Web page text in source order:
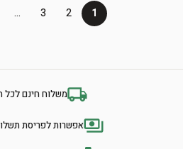
1
2
3
…
משלוח חינם לכל
אפשרות לפריסת